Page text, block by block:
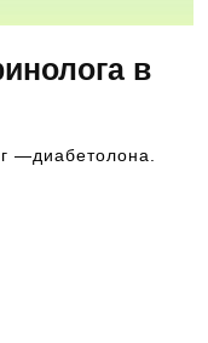
в
—диабетолона.